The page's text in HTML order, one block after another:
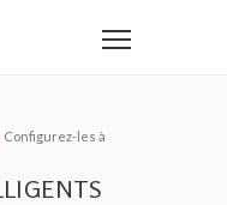
Configurez-les à